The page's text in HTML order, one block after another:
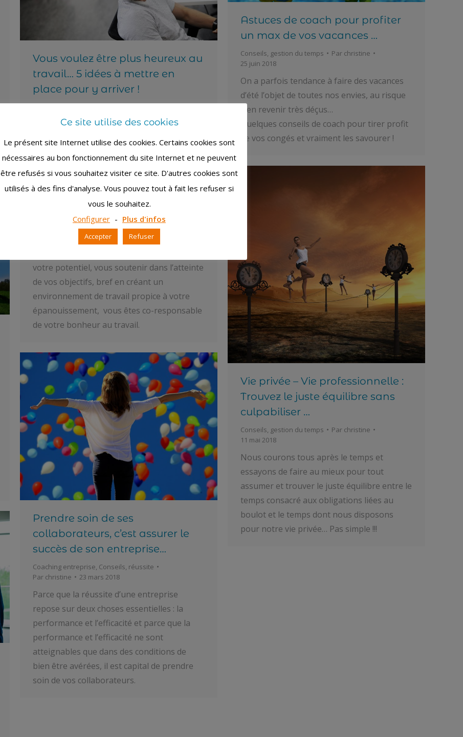
Astuces de coach pour profiter
un max de vos vacances …
Conseils, gestion du temps Par christine
25 juin 2018
On a parfois tendance à faire des vacances
d’été l’objet de toutes nos envies, au risque
d’en revenir très déçus…
Quelques conseils de coach pour tirer profit
de vos congés et vraiment les savourer !
Vous voulez être plus heureux au
travail… 5 idées à mettre en
place pour y arriver !
Parce qu’on y passe plus d’un tiers de sa vie,
cela vaut la peine de prendre quelques
minutes pour réfléchir, s’inspirer, et faire en
étroitement liés et bien que votre employeur
soit en partie responsable de votre bien-
être sur votre lieu de travail et de facto de
votre bonheur en prenant toutes les actions
votre potentiel, vous soutenir dans l’atteinte
de vos objectifs, bref en créant un
environnement de travail propice à votre
épanouissement, vous êtes co-responsable
de votre bonheur au travail.
Vie privée – Vie professionnelle :
Trouvez le juste équilibre sans
culpabiliser …
Conseils, gestion du temps Par christine
11 mai 2018
Nous courons tous après le temps et
essayons de faire au mieux pour tout
assumer et trouver le juste équilibre entre le
temps consacré aux obligations liées au
boulot et le temps dont nous disposons
pour notre vie privée… Pas simple !!!
Prendre soin de ses
collaborateurs, c’est assurer le
succès de son entreprise…
Coaching entreprise, Conseils, réussite
Par christine 23 mars 2018
Parce que la réussite d’une entreprise
repose sur deux choses essentielles : la
performance et l’efficacité et parce que la
performance et l’efficacité ne sont
atteignables que dans des conditions de
bien être avérées, il est capital de prendre
soin de vos collaborateurs.
Ce site utilise des cookies
Le présent site Internet utilise des cookies. Certains cookies sont
nécessaires au bon fonctionnement du site Internet et ne peuvent
être refusés si vous souhaitez visiter ce site. D'autres cookies sont
utilisés à des fins d'analyse. Vous pouvez tout à fait les refuser si
vous le souhaitez.
Configurer - Plus d'infos
Accepter Refuser